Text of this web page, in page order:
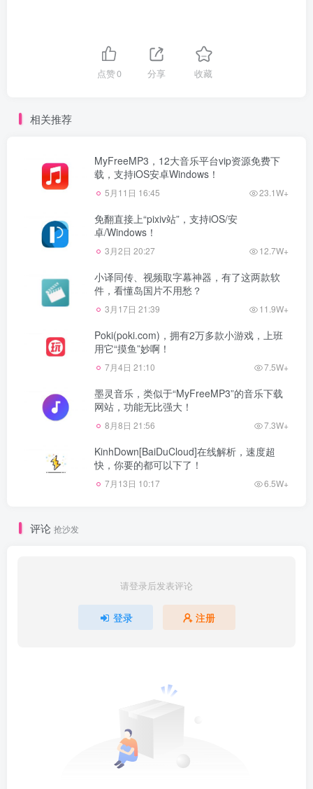
点赞0 分享 收藏
相关推荐
MyFreeMP3，12大音乐平台vip资源免费下
载，支持iOS安卓Windows！
5月11日 16:45 23.1W+
免翻直接上“pixiv站”，支持iOS/安
卓/Windows！
3月2日 20:27 12.7W+
小译同传、视频取字幕神器，有了这两款软
件，看懂岛国片不用愁？
3月17日 21:39 11.9W+
Poki(poki.com)，拥有2万多款小游戏，上班
用它“摸鱼”妙啊！
7月4日 21:10 7.5W+
墨灵音乐，类似于“MyFreeMP3”的音乐下载
网站，功能无比强大！
8月8日 21:56 7.3W+
KinhDown[BaiDuCloud]在线解析，速度超
快，你要的都可以下了！
7月13日 10:17 6.5W+
评论 抢沙发
请登录后发表评论
登录 注册